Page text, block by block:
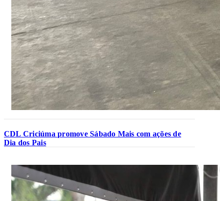
CDL Criciúma promove Sábado Mais com ações de
Dia dos Pais